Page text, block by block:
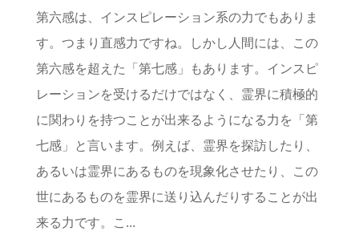
第六感は、インスピレーション系の力でもありま
す。つまり直感力ですね。しかし人間には、この
第六感を超えた「第七感」もあります。インスピ
レーションを受けるだけではなく、霊界に積極的
に関わりを持つことが出来るようになる力を「第
七感」と言います。例えば、霊界を探訪したり、
あるいは霊界にあるものを現象化させたり、この
世にあるものを霊界に送り込んだりすることが出
来る力です。こ...